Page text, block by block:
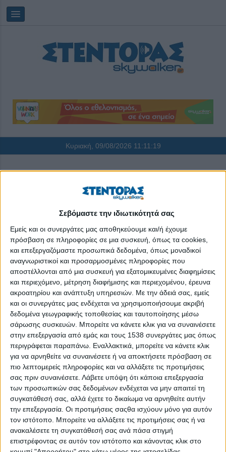
Σεβόμαστε την ιδιωτικότητά σας
Εμείς και οι συνεργάτες μας αποθηκεύουμε και/ή έχουμε
πρόσβαση σε πληροφορίες σε μια συσκευή, όπως τα cookies,
και επεξεργαζόμαστε προσωπικά δεδομένα, όπως μοναδικοί
αναγνωριστικοί και προσαρμοσμένες πληροφορίες που
αποστέλλονται από μια συσκευή για εξατομικευμένες διαφημίσεις
και περιεχόμενο, μέτρηση διαφήμισης και περιεχομένου, έρευνα
ακροατηρίου και ανάπτυξη υπηρεσιών. Με την άδειά σας, εμείς
και οι συνεργάτες μας ενδέχεται να χρησιμοποιήσουμε ακριβή
δεδομένα γεωγραφικής τοποθεσίας και ταυτοποίησης μέσω
σάρωσης συσκευών. Μπορείτε να κάνετε κλικ για να συναινέσετε
στην επεξεργασία από εμάς και τους 1538 συνεργάτες μας όπως
περιγράφεται παραπάνω. Εναλλακτικά, μπορείτε να κάνετε κλικ
για να αρνηθείτε να συναινέσετε ή να αποκτήσετε πρόσβαση σε
πιο λεπτομερείς πληροφορίες και να αλλάξετε τις προτιμήσεις
σας πριν συναινέσετε. Λάβετε υπόψη ότι κάποια επεξεργασία
των προσωπικών σας δεδομένων ενδέχεται να μην απαιτεί τη
συγκατάθεσή σας, αλλά έχετε το δικαίωμα να αρνηθείτε αυτήν
την επεξεργασία. Οι προτιμήσεις σαςθα ισχύουν μόνο για αυτόν
τον ιστότοπο. Μπορείτε να αλλάξετε τις προτιμήσεις σας ή να
ανακαλέσετε τη συγκατάθεσή σας ανά πάσα στιγμή
επιστρέφοντας σε αυτόν τον ιστότοπο και κάνοντας κλικ στο
Κυριακή, 09/08/2026 11:11:19
"Στήλη" ΑΝ-άλατος #10
"Στήλη" ΑΝ-άλατος #15
"Στήλη" ΑΝ-άλατος #7
«Οι άνθρωποί μας είναι η έμπνευση και η κινητήριος
δύναμή μας»
JYSK: «Προσλαμβάνουμε τη διάθεση και εκπαιδεύουμε
τις δεξιότητες»
LEROY MERLIN: Προτεραιότητά μας, η εκπαίδευση και η
εξέλιξη των συνεργατών μας
TÜV Austria Hellas: Αειφόρος ανάπτυξη και εταιρική